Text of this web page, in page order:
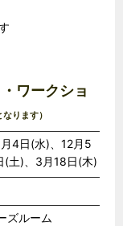
ワークショ
ります）
4日(水)、12月5
(土)、3月18日(木)
ズルーム